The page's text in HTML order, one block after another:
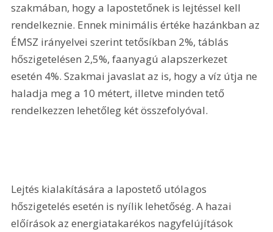
szakmában, hogy a lapostetőnek is lejtéssel kell
rendelkeznie. Ennek minimális értéke hazánkban az
ÉMSZ irányelvei szerint tetősíkban 2%, táblás
hőszigetelésen 2,5%, faanyagú alapszerkezet
esetén 4%. Szakmai javaslat az is, hogy a víz útja ne
haladja meg a 10 métert, illetve minden tető
rendelkezzen lehetőleg két összefolyóval.
Lejtés kialakítására a lapostető utólagos
hőszigetelés esetén is nyílik lehetőség. A hazai
előírások az energiatakarékos nagyfelújítások